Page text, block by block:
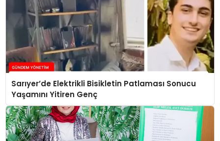
Sarıyer’de Elektrikli Bisikletin Patlaması Sonucu
Yaşamını Yitiren Genç